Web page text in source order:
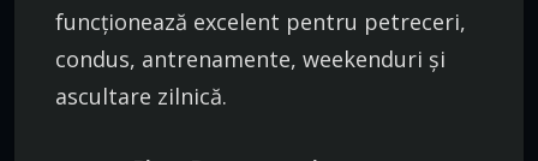
funcționează excelent pentru petreceri,
condus, antrenamente, weekenduri și
ascultare zilnică.